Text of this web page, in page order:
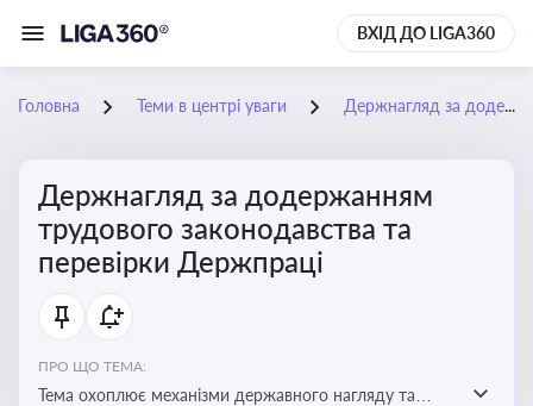
ВХІД ДО LIGA360
Головна Теми в центрі уваги Держнагляд за додержанням трудового законодавства та перевірки Держпраці
Держнагляд за додержанням
трудового законодавства та
перевірки Держпраці
ПРО ЩО ТЕМА:
Тема охоплює механізми державного нагляду та